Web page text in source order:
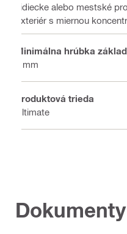
vidiecke alebo mestské
Exteriér s miernou
Minimálna hrúbka
6 mm
Produktová trieda
Ultimate
Dokumenty